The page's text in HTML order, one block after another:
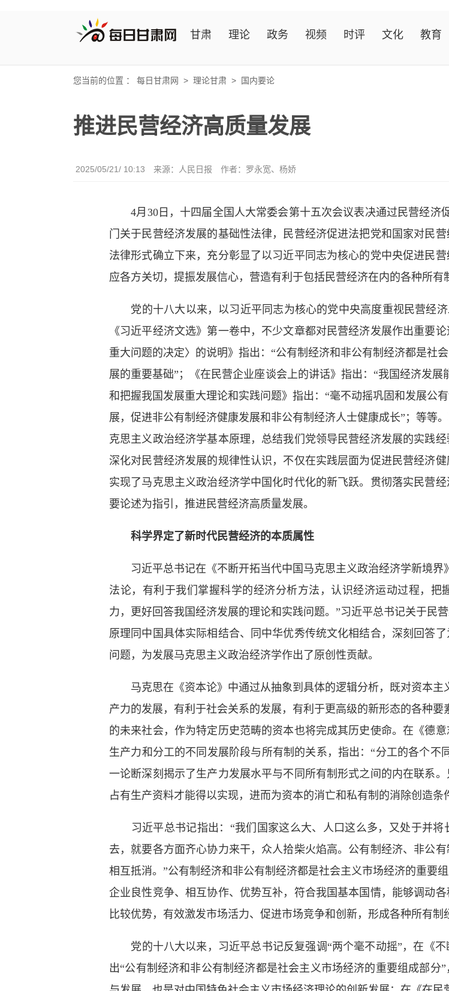
甘肃 理论 政务 视频 时评 文化 教育
您当前的位置 ： 每日甘肃网 > 理论甘肃 > 国内要论
推进民营经济高质量发展
2025/05/21/ 10:13 来源： 人民日报 作者：罗永宽、杨娇
4月30日，十四届全国人大常委会第十五次会议表决通过民营经济
门关于民营经济发展的基础性法律，民营经济促进法把党和国家对民
法律形式确立下来，充分彰显了以习近平同志为核心的党中央促进民
应各方关切，提振发展信心，营造有利于包括民营经济在内的各种所有
党的十八大以来，以习近平同志为核心的党中央高度重视民营经
《习近平经济文选》第一卷中，不少文章都对民营经济发展作出重要
重大问题的决定〉的说明》指出：“公有制经济和非公有制经济都是社
展的重要基础”；《在民营企业座谈会上的讲话》指出：“我国经济发
和把握我国发展重大理论和实践问题》指出：“毫不动摇巩固和发展公
展，促进非公有制经济健康发展和非公有制经济人士健康成长”；等等
克思主义政治经济学基本原理，总结我们党领导民营经济发展的实践
深化对民营经济发展的规律性认识，不仅在实践层面为促进民营经济
实现了马克思主义政治经济学中国化时代化的新飞跃。贯彻落实民营
要论述为指引，推进民营经济高质量发展。
科学界定了新时代民营经济的本质属性
习近平总书记在《不断开拓当代中国马克思主义政治经济学新境
法论，有利于我们掌握科学的经济分析方法，认识经济运动过程，
力，更好回答我国经济发展的理论和实践问题。”习近平总书记关于民
原理同中国具体实际相结合、同中华优秀传统文化相结合，深刻回答
问题，为发展马克思主义政治经济学作出了原创性贡献。
马克思在《资本论》中通过从抽象到具体的逻辑分析，既对资本
产力的发展，有利于社会关系的发展，有利于更高级的新形态的各种
的未来社会，作为特定历史范畴的资本也将完成其历史使命。在《德
生产力和分工的不同发展阶段与所有制的关系，指出：“分工的各个不
一论断深刻揭示了生产力发展水平与不同所有制形式之间的内在联系
占有生产资料才能得以实现，进而为资本的消亡和私有制的消除创造条
习近平总书记指出：“我们国家这么大、人口这么多，又处于并
去，就要各方面齐心协力来干，众人拾柴火焰高。公有制经济、非公
相互抵消。”公有制经济和非公有制经济都是社会主义市场经济的重要
企业良性竞争、相互协作、优势互补，符合我国基本国情，能够调动
比较优势，有效激发市场活力、促进市场竞争和创新，形成各种所有制
党的十八大以来，习近平总书记反复强调“两个毫不动摇”，在《
出“公有制经济和非公有制经济都是社会主义市场经济的重要组成部分